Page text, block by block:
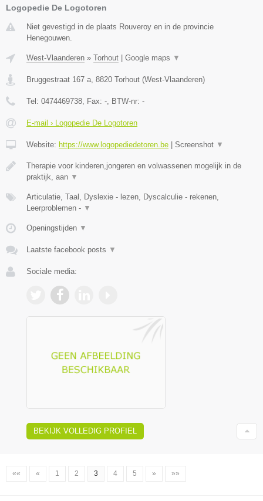
Logopedie De Logotoren
Niet gevestigd in de plaats Rouveroy en in de provincie
Henegouwen.
West-Vlaanderen » Torhout | Google maps ▼
Bruggestraat 167 a 8820 Torhout (West-Vlaanderen)
Tel: 0474469738 , Fax: - , BTW-nr: -
E-mail › Logopedie De Logotoren
Website: https://www.logopediedetoren.be | Screenshot ▼
Therapie voor kinderen,jongeren en volwassenen mogelijk in de
praktijk, aan ▼
Articulatie, Taal, Dyslexie - lezen, Dyscalculie - rekenen,
Leerproblemen - ▼
Openingstijden ▼
Laatste facebook posts ▼
Sociale media:
BEKIJK VOLLEDIG PROFIEL
«« « 1 2 3 4 5 » »»